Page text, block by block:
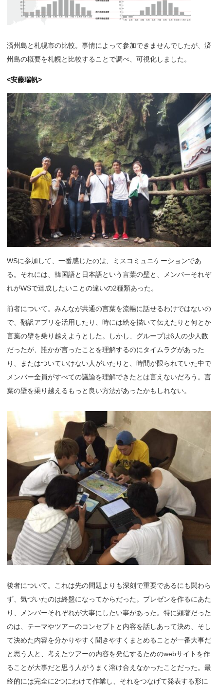
済州島と札幌市の比較。事情によって参加できませんでしたが、済
州島の概要を札幌と比較することで調べ、可視化しました。
<安藤瑞帆>
WSに参加して、一番感じたのは、ミスコミュニケーションであ
る。それには、韓国語と日本語という言葉の壁と、メンバーそれぞ
れがWSで達成したいことの違いの2種類あった。
前者について。みんなが共通の言葉を流暢に話せるわけではないの
で、翻訳アプリを活用したり、時には絵を描いて伝えたりと何とか
言葉の壁を乗り越えようとした。しかし、グループは6人の少人数
だったが、誰かが言ったことを理解するのにタイムラグがあった
り、またはついていけない人がいたりと、時間が限られていた中で
メンバー全員がすべての議論を理解できたとは言えないだろう。言
葉の壁を乗り越えるもっと良い方法があったかもしれない。
後者について。これは先の問題よりも深刻で重要であるにも関わら
ず、気づいたのは終盤になってからだった。プレゼンを作るにあた
り、メンバーそれぞれが大事にしたい事があった。特に顕著だった
のは、テーマやツアーのコンセプトと内容を話しあって決め、そし
て決めた内容を分かりやすく聞きやすくまとめることが一番大事だ
と思う人と、考えたツアーの内容を発信するためのwebサイトを作
ることが大事だと思う人がうまく溶け合えなかったことだった。最
終的には完全に2つにわけて作業し、それをつなげて発表する形に